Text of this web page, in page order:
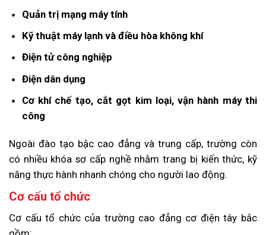
Quản trị mạng máy tính
Kỹ thuật máy lạnh và điều hòa không khí
Điện tử công nghiệp
Điện dân dụng
Cơ khí chế tạo, cắt gọt kim loại, vận hành máy thi
công
Ngoài đào tạo bậc cao đẳng và trung cấp, trường còn
có nhiều khóa sơ cấp nghề nhằm trang bị kiến thức, kỹ
năng thực hành nhanh chóng cho người lao động.
Cơ cấu tổ chức
Cơ cấu tổ chức của trường cao đẳng cơ điện tây bắc